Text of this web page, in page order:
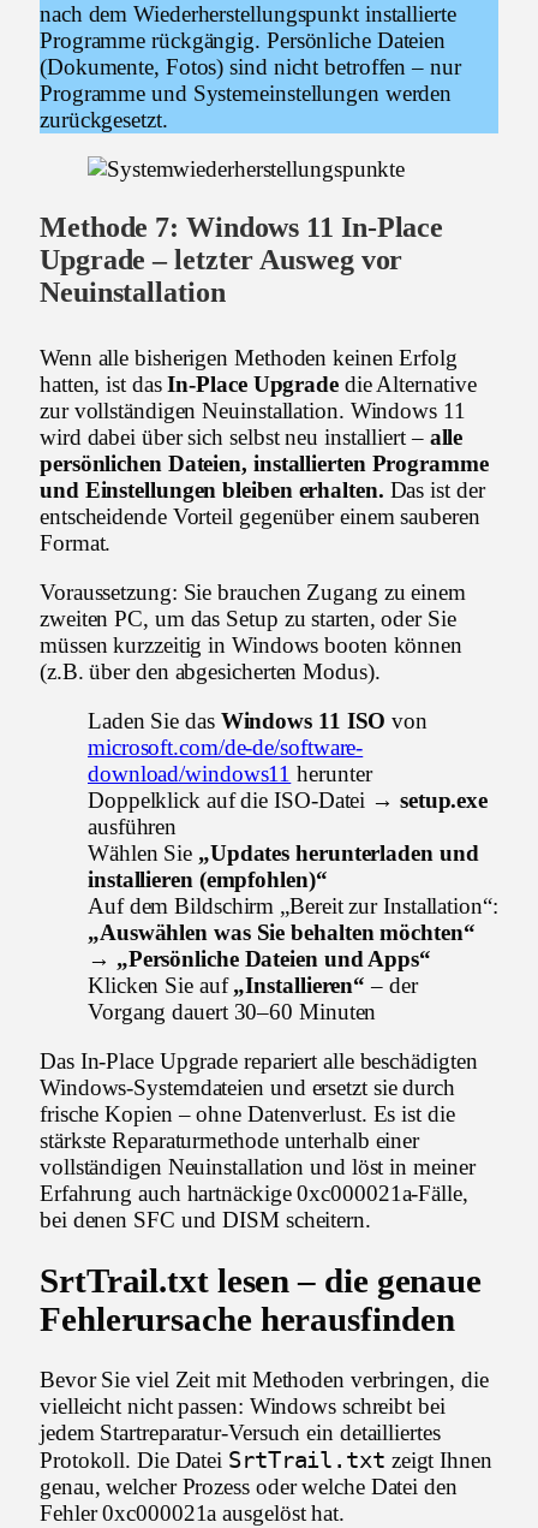
nach dem Wiederherstellungspunkt installierte
Programme rückgängig. Persönliche Dateien
(Dokumente, Fotos) sind nicht betroffen – nur
Programme und Systemeinstellungen werden
zurückgesetzt.
Methode 7: Windows 11 In-Place
Upgrade – letzter Ausweg vor
Neuinstallation
Wenn alle bisherigen Methoden keinen Erfolg
hatten, ist dasIn-Place Upgradedie Alternative
zur vollständigen Neuinstallation. Windows 11
wird dabei über sich selbst neu installiert – alle
persönlichen Dateien, installierten Programme
und Einstellungen bleiben erhalten. Das ist der
entscheidende Vorteil gegenüber einem sauberen
Format.
Voraussetzung: Sie brauchen Zugang zu einem
zweiten PC, um das Setup zu starten, oder Sie
müssen kurzzeitig in Windows booten können
(z.B. über den abgesicherten Modus).
Laden Sie das Windows 11 ISO von
microsoft.com/de-de/software-
download/windows11 herunter
Doppelklick auf die ISO-Datei → setup.exe
ausführen
Wählen Sie „Updates herunterladen und
installieren (empfohlen)“
Auf dem Bildschirm „Bereit zur Installation“:
„Auswählen was Sie behalten möchten“
→ „Persönliche Dateien und Apps“
Klicken Sie auf„Installieren“ – der
Vorgang dauert 30–60 Minuten
Das In-Place Upgrade repariert alle beschädigten
Windows-Systemdateien und ersetzt sie durch
frische Kopien – ohne Datenverlust. Es ist die
stärkste Reparaturmethode unterhalb einer
vollständigen Neuinstallation und löst in meiner
Erfahrung auch hartnäckige 0xc000021a-Fälle,
bei denen SFC und DISM scheitern.
SrtTrail.txt lesen – die genaue
Fehlerursache herausfinden
Bevor Sie viel Zeit mit Methoden verbringen, die
vielleicht nicht passen: Windows schreibt bei
jedem Startreparatur-Versuch ein detailliertes
Protokoll. Die Datei SrtTrail.txt zeigt Ihnen
genau, welcher Prozess oder welche Datei den
Fehler 0xc000021a ausgelöst hat.